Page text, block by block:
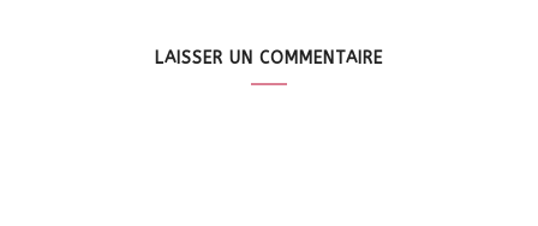
LAISSER UN COMMENTAIRE